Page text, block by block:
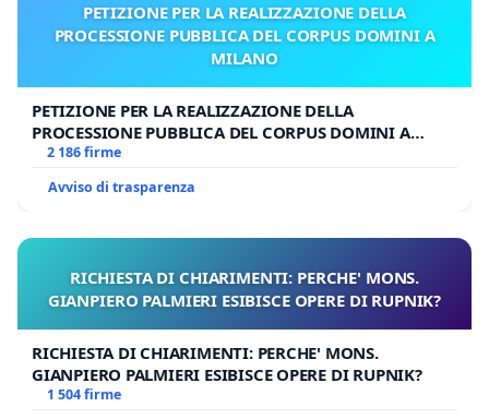
PETIZIONE PER LA REALIZZAZIONE DELLA
PROCESSIONE PUBBLICA DEL CORPUS DOMINI A
MILANO
PETIZIONE PER LA REALIZZAZIONE DELLA
PROCESSIONE PUBBLICA DEL CORPUS DOMINI A
MILANO
2 186 firme
Avviso di trasparenza
RICHIESTA DI CHIARIMENTI: PERCHE' MONS.
GIANPIERO PALMIERI ESIBISCE OPERE DI RUPNIK?
RICHIESTA DI CHIARIMENTI: PERCHE' MONS.
GIANPIERO PALMIERI ESIBISCE OPERE DI RUPNIK?
1 504 firme